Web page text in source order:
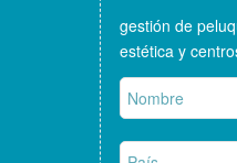
gestión de
estética y